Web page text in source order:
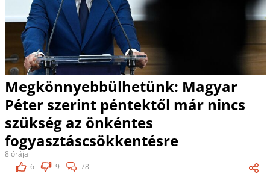
Megkönnyebbülhetünk: Magyar
Péter szerint péntektől már nincs
szükség az önkéntes
fogyasztáscsökkentésre
8 órája
6
9 78